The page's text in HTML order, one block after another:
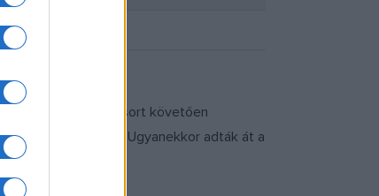
a színpadi műsort követően
elnöke ismertette. Ugyanekkor adták át a
vehetett át.